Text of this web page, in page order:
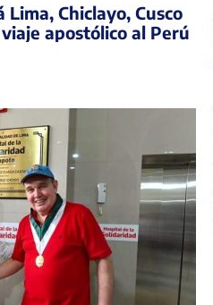
Chiclayo, Cusco
apostólico al Perú